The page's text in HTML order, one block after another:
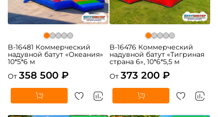
B-16481 Коммерческий
надувной батут «Океания»
10*5*6 м
От 358 500 ₽
B-16476 Коммерческий
надувной батут «Тигриная
страна 6», 10*6*5,5 м
От 373 200 ₽